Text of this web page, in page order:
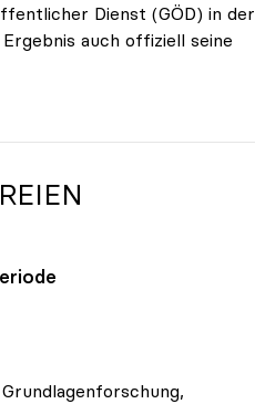
Dienst (GÖD) in der
auch offiziell seine